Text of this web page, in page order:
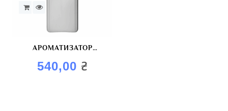
АРОМАТИЗАТОР
“ГІРЧИЦЯ”
540,00 ₴